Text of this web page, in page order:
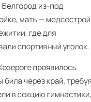
из-под
мать —
где для
спортивный уголок.
проявилось
через край,
в секцию гимнастики,